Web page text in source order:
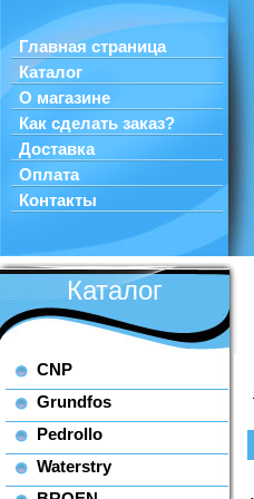
Главная страница
Каталог
О магазине
Как сделать заказ?
Доставка
Оплата
Контакты
Каталог
CNP
Grundfos
Pedrollo
Waterstry